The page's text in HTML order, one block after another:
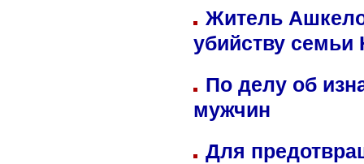
Житель
убийству семьи
По делу об
мужчин
Для